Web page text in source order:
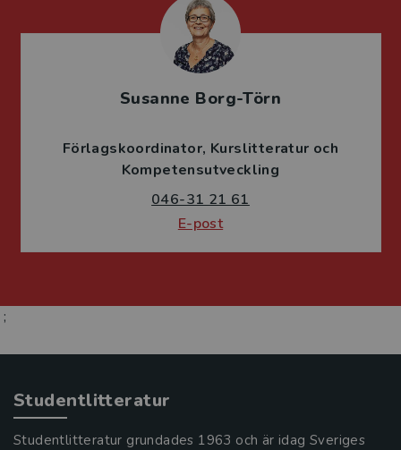
Susanne Borg-Törn
Förlagskoordinator Kurslitteratur och
Kompetensutveckling
046-31 21 61
E-post
;
Studentlitteratur
Studentlitteratur grundades 1963 och är idag Sveriges